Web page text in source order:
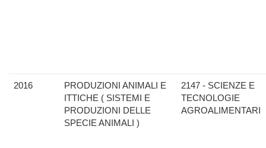
2016
PRODUZIONI ANIMALI E
ITTICHE ( SISTEMI E
PRODUZIONI DELLE
SPECIE ANIMALI )
2147 - SCIENZE E
TECNOLOGIE
AGROALIMENTARI